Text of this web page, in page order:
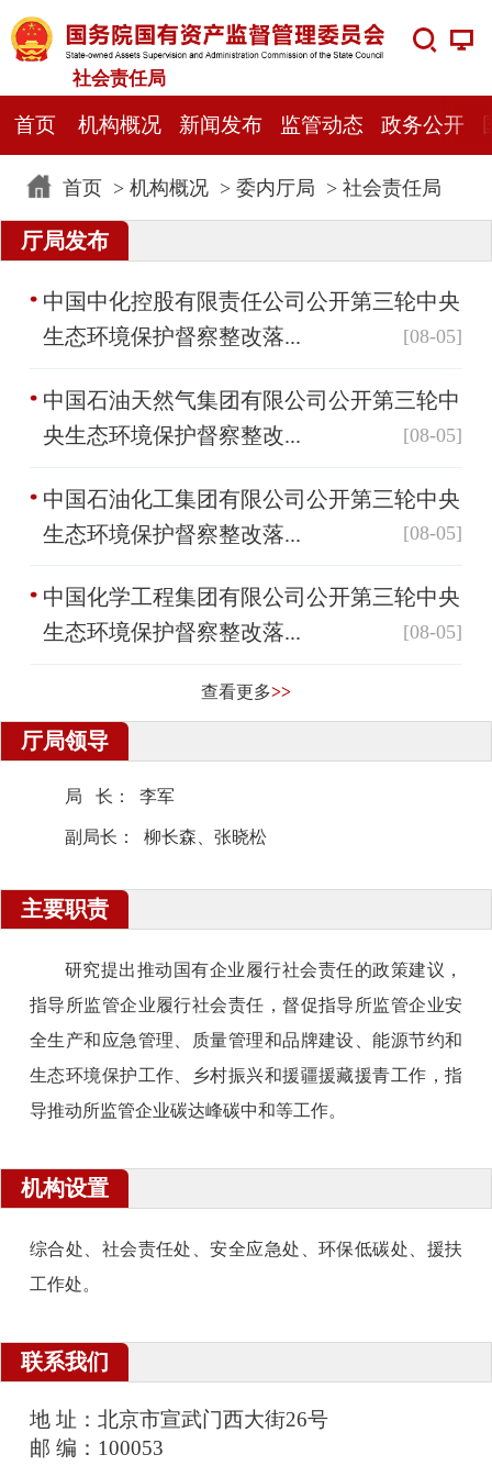
社会责任局
首页 机构概况 新闻发布 监管动态 政务公开
首页> 机构概况> 委内厅局 > 社会责任局
厅局发布
中国中化控股有限责任公司公开第三轮中央
生态环境保护督察整改落...
[08-05]
中国石油天然气集团有限公司公开第三轮中
央生态环境保护督察整改...
[08-05]
中国石油化工集团有限公司公开第三轮中央
生态环境保护督察整改落...
[08-05]
中国化学工程集团有限公司公开第三轮中央
生态环境保护督察整改落...
[08-05]
查看更多>>
厅局领导
局 长： 李军
副局长： 柳长森、张晓松
主要职责
研究提出推动国有企业履行社会责任的政策建议，
指导所监管企业履行社会责任，督促指导所监管企业安
全生产和应急管理、质量管理和品牌建设、能源节约和
生态环境保护工作、乡村振兴和援疆援藏援青工作，指
导推动所监管企业碳达峰碳中和等工作。
机构设置
综合处、社会责任处、安全应急处、环保低碳处、援扶
工作处。
联系我们
地 址：北京市宣武门西大街26号
邮 编：100053